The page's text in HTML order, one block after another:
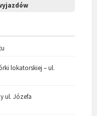
lokatorskiej – ul.
ul. Józefa